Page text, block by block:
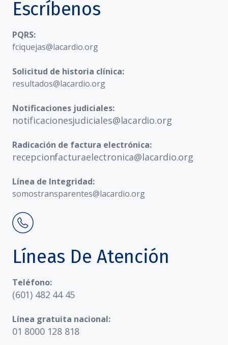
Escríbenos
PQRS:
fciquejas@lacardio.org
Solicitud de historia clínica:
resultados@lacardio.org
Notificaciones judiciales:
notificacionesjudiciales@lacardio.org
Radicación de factura electrónica:
recepcionfacturaelectronica@lacardio.org
Línea de Integridad:
somostransparentes@lacardio.org
Líneas De Atención
Teléfono:
(601) 482 44 45
Línea gratuita nacional:
01 8000 128 818